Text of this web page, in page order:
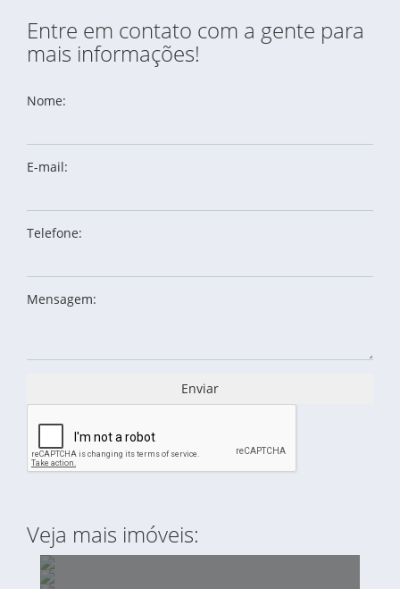
Entre em contato com a gente para
mais informações!
Nome:
E-mail:
Telefone:
Mensagem:
Enviar
Veja mais imóveis: